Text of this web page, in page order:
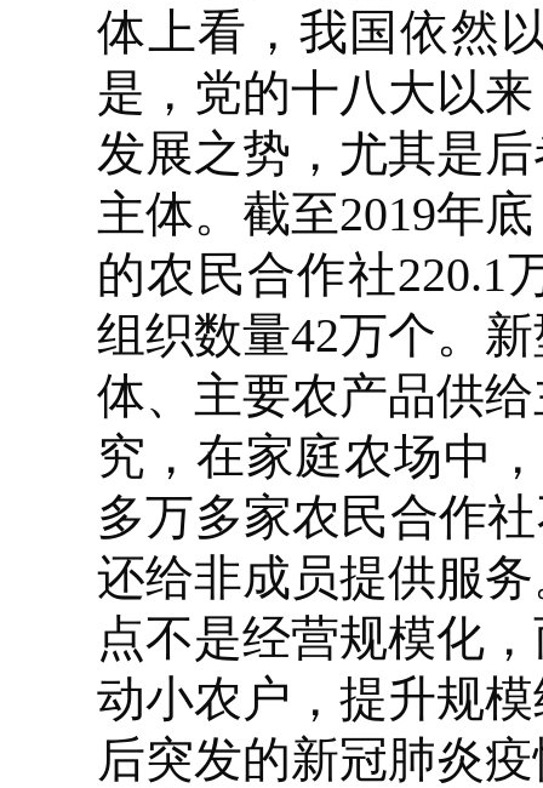
体上看，我国依然
是，党的十八大以
发展之势，尤其是
主体。截至2019年
的农民合作社220.1
组织数量42万个。
体、主要农产品供
究，在家庭农场中
多万多家农民合作
还给非成员提供服
点不是经营规模化
动小农户，提升规
后突发的新冠肺炎